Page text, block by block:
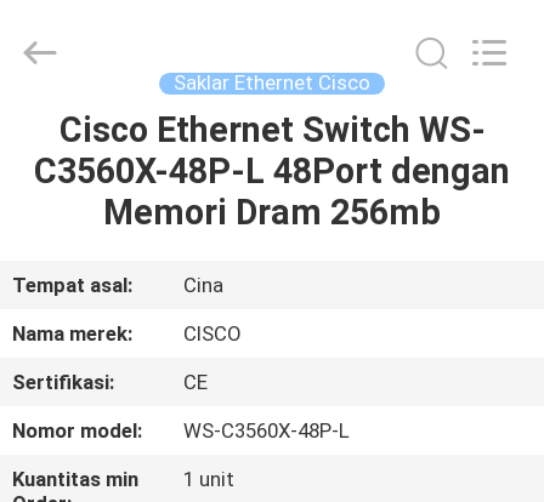
RUMAH
PRODUK
VIDEO
KAMI
TUR
Ltd..
Saklar Ethernet Cisco
Cisco Ethernet Switch WS-
C3560X-48P-L 48Port dengan
Memori Dram 256mb
Tempat asal:
Cina
Nama merek:
CISCO
Sertifikasi:
CE
Nomor model:
WS-C3560X-48P-L
Kuantitas min
1 unit